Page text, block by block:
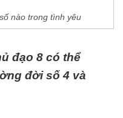
nào trong tình yêu
đạo 8 có thể
đời số 4 và